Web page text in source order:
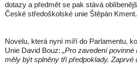
dotazy a předmět se pak stává
České středoškolské unie Štěpán Kment.
Novelu, která nyní míří do Parlamentu,
Unie David Bouz: „Pro zavedení
měly být splněny tři předpoklady.